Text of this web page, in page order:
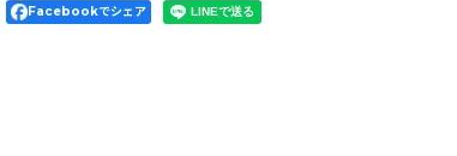
Facebookでシェア